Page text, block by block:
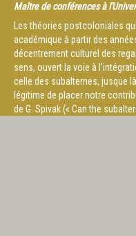
Maître de conférences à
Les théories postcoloniales
académique à partir des
décentrement culturel des
sens, ouvert la voie à
celle des subalternes, jusque
légitime de placer notre
de G. Spivak (« Can the
l’on veuille bien les entendre.
Waal, que nous soyons assez
Ainsi, les théories